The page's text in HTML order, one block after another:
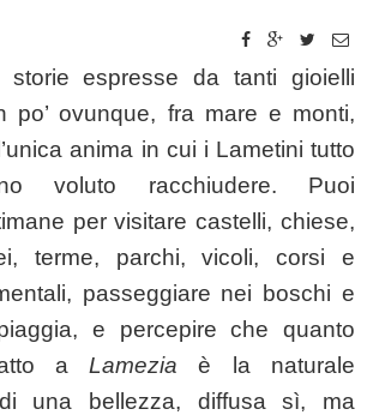
espresse da tanti gioielli
po’ ovunque, fra mare e monti,
anima in cui i Lametini tutto
voluto racchiudere. Puoi
per visitare castelli, chiese,
terme, parchi, vicoli, corsi e
passeggiare nei boschi e
e percepire che quanto
aLamezia è la naturale
una bellezza, diffusa sì, ma